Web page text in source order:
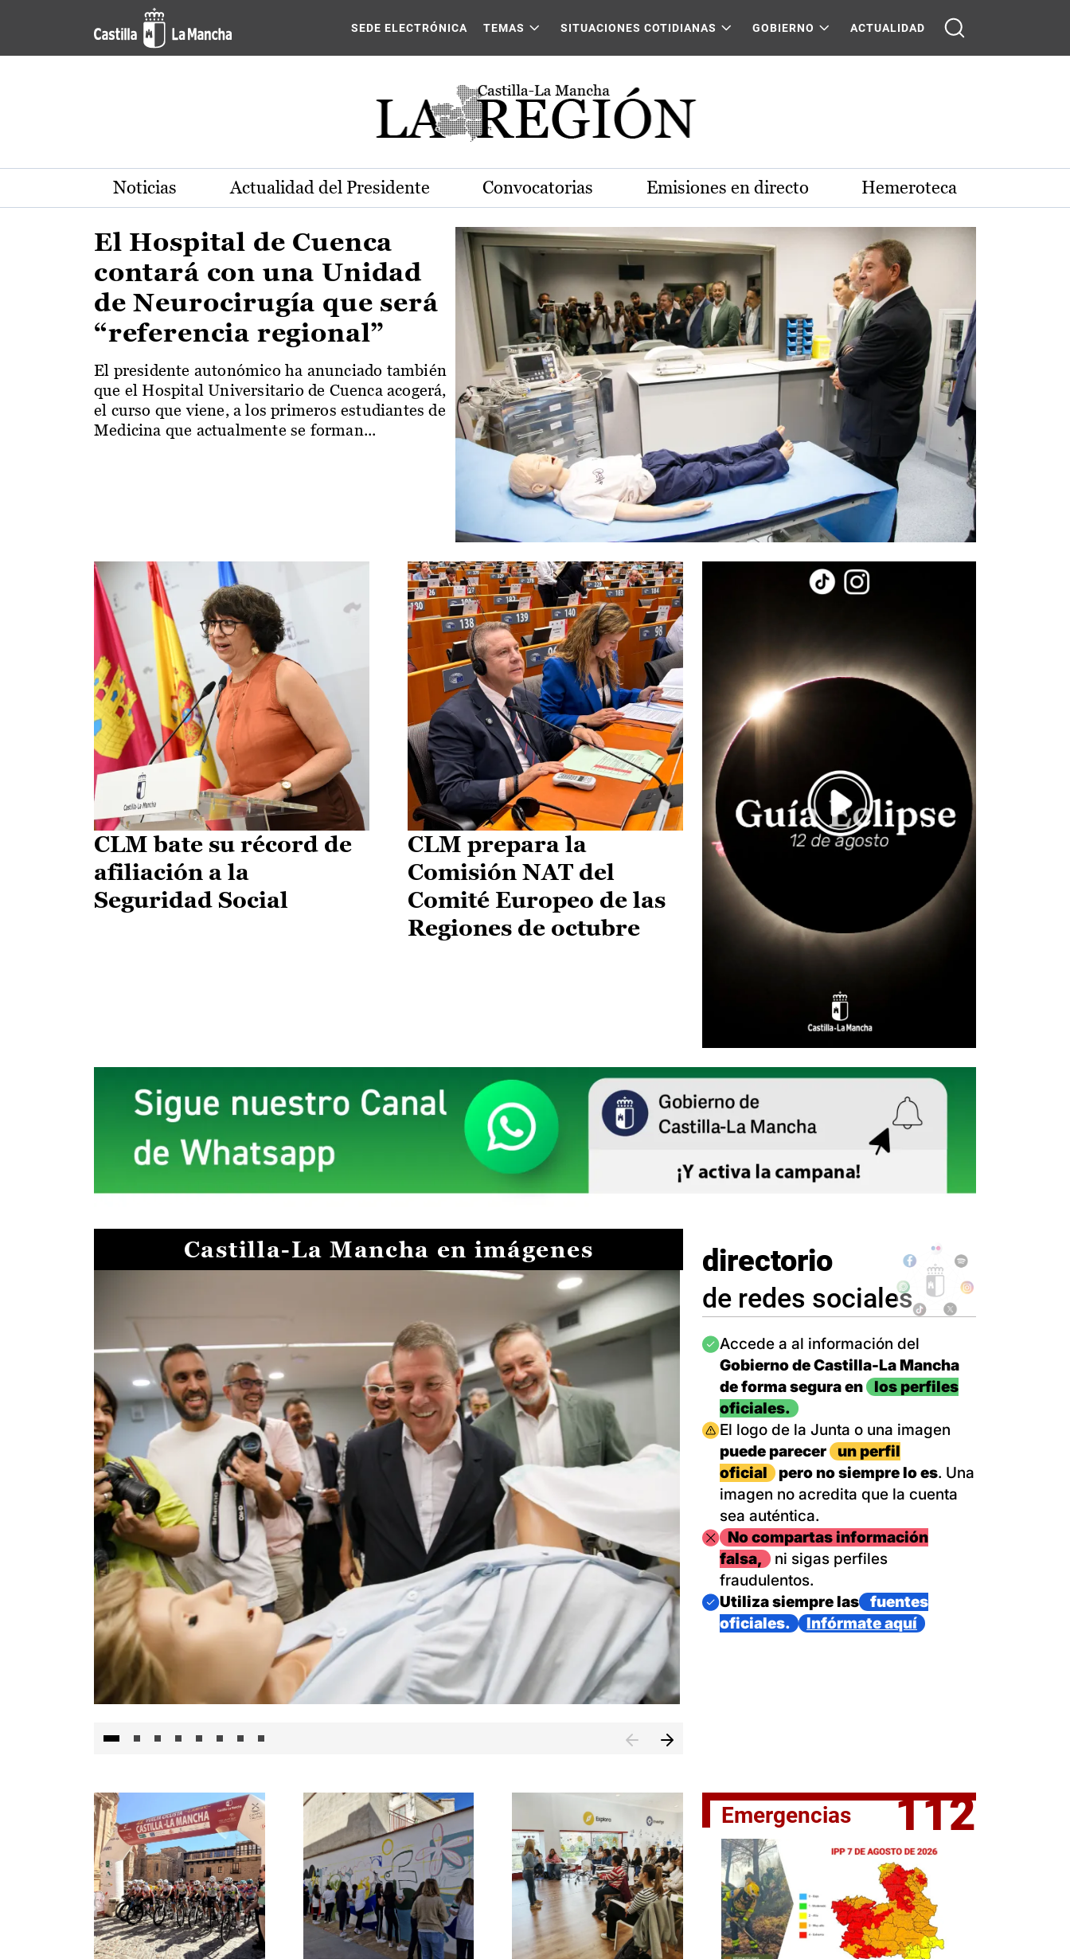
Pasar al contenido principal
Actualidad de la región de Castilla-La Mancha
SEDE ELECTRÓNICA TEMAS SITUACIONES COTIDIANAS GOBIERNO ACTUALIDAD
Noticias Actualidad del Presidente Convocatorias Emisiones en directo Hemeroteca
El Hospital de Cuenca
contará con una Unidad
de Neurocirugía que será
“referencia regional”
El presidente autonómico ha anunciado también
que el Hospital Universitario de Cuenca acogerá,
el curso que viene, a los primeros estudiantes de
Medicina que actualmente se forman...
CLM bate su récord de
afiliación a la
Seguridad Social
CLM prepara la
Comisión NAT del
Comité Europeo de las
Regiones de octubre
Castilla-La Mancha en imágenes
El jefe del Ejecutivo castellanomanchego, Emiliano García-
directorio
de redes sociales
Imagen
Accede a al información del
Gobierno de Castilla-La Mancha
de forma segura en
los perfiles
oficiales.
Imagen
El logo de la Junta o una imagen
puede parecer
un perfil
oficial
pero no siempre lo es. Una
imagen no acredita que la cuenta
sea auténtica.
ImagenNo compartas información
falsa,
ni sigas perfiles
fraudulentos.
Imagen
Utiliza siempre las
fuentes
oficiales.
Infórmate aquí
Emergencias 112